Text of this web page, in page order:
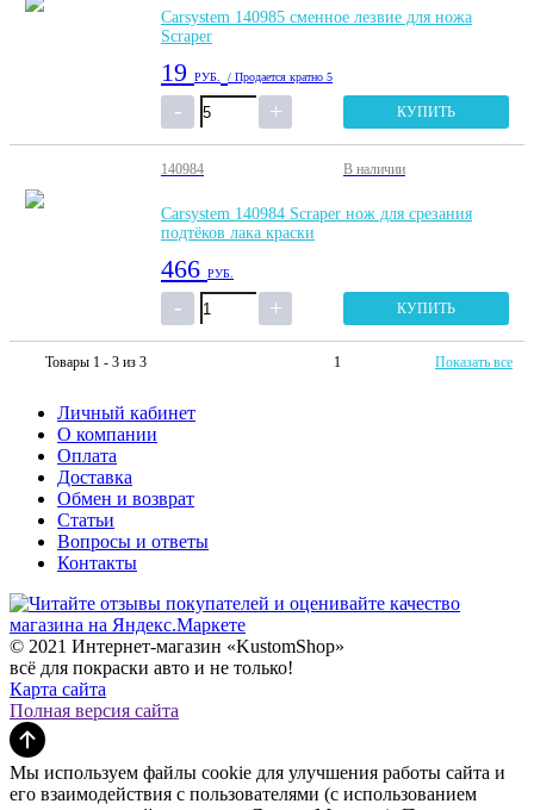
Carsystem 140985 сменное лезвие для ножа
Scraper
19 РУБ. / Продается кратно 5
КУПИТЬ
140984 В наличии
Carsystem 140984 Scraper нож для срезания
подтёков лака краски
466 РУБ.
КУПИТЬ
Товары 1 - 3 из 3 1 Показать все
Личный кабинет
О компании
Оплата
Доставка
Обмен и возврат
Статьи
Вопросы и ответы
Контакты
© 2021 Интернет-магазин «KustomShop»
всё для покраски авто и не только!
Карта сайта
Полная версия сайта
Мы используем файлы cookie для улучшения работы сайта и
его взаимодействия с пользователями (с использованием